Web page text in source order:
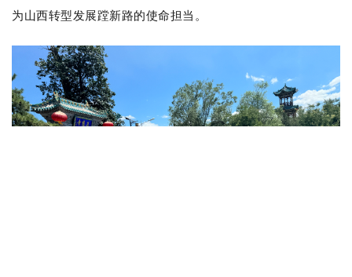
为山西转型发展蹚新路的使命担当。